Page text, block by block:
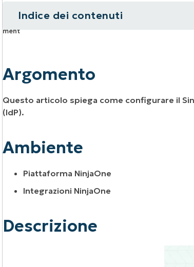
GUARDA UNA DEMO
GUARDA UNA DEMO
Indice dei contenuti
Descrizione
Risorse aggiuntive
Argomento
Questo articolo spiega come configurare il
(IdP).
Ambiente
Piattaforma NinjaOne
Integrazioni NinjaOne
Descrizione